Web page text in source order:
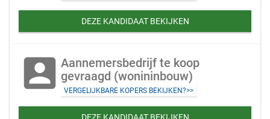
DEZE KANDIDAAT BEKIJKEN
account_box Aannemersbedrijf te koop
gevraagd (wonininbouw)
VERGELIJKBARE KOPERS BEKIJKEN?>>